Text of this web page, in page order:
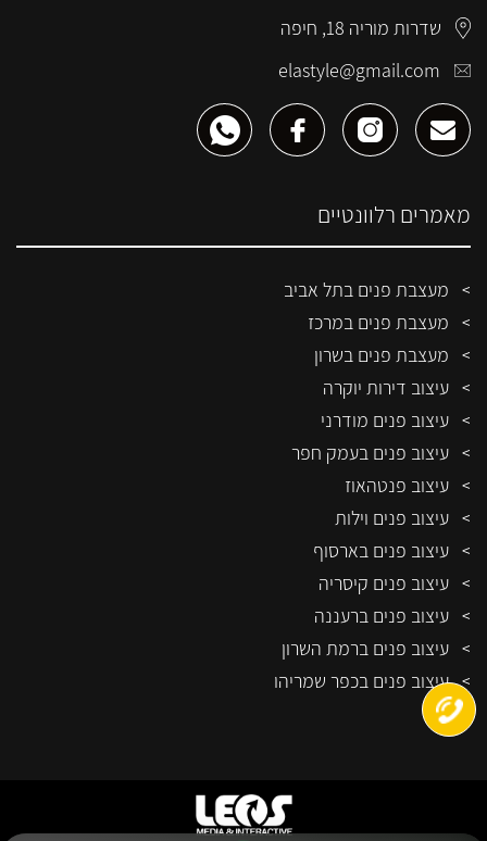
מאמרים רלוונטיים
מעצבת פנים בתל אביב
מעצבת פנים במרכז
מעצבת פנים בשרון
עיצוב דירות יוקרה
עיצוב פנים מודרני
עיצוב פנים בעמק חפר
עיצוב פנטהאוז
עיצוב פנים וילות
עיצוב פנים בארסוף
עיצוב פנים קיסריה
עיצוב פנים ברעננה
עיצוב פנים ברמת השרון
עיצוב פנים בכפר שמריהו
שדרות מוריה 18, חיפה
elastyle@gmail.com